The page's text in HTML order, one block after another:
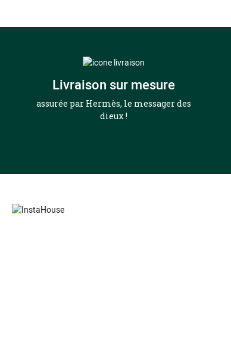
Livraison sur mesure
assurée par Hermès, le messager des
dieux !